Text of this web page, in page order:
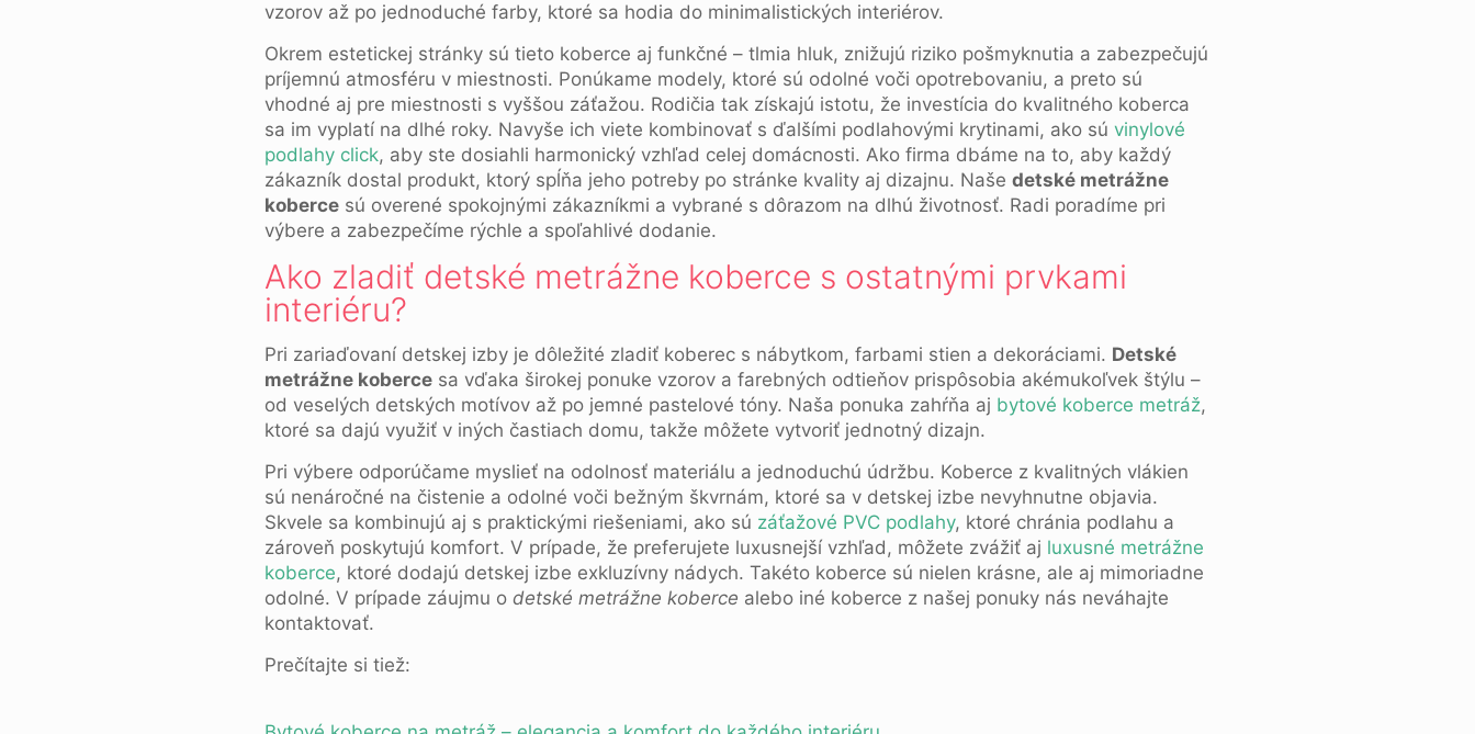
vzorov až po jednoduché farby, ktoré sa hodia do minimalistických interiérov.
Okrem estetickej stránky sú tieto koberce aj funkčné – tlmia hluk, znižujú riziko pošmyknutia a zabezpečujú
príjemnú atmosféru v miestnosti. Ponúkame modely, ktoré sú odolné voči opotrebovaniu, a preto sú
vhodné aj pre miestnosti s vyššou záťažou. Rodičia tak získajú istotu, že investícia do kvalitného koberca
sa im vyplatí na dlhé roky. Navyše ich viete kombinovať s ďalšími podlahovými krytinami, ako sú vinylové
podlahy click, aby ste dosiahli harmonický vzhľad celej domácnosti. Ako firma dbáme na to, aby každý
zákazník dostal produkt, ktorý spĺňa jeho potreby po stránke kvality aj dizajnu. Naše detské metrážne
kobercesú overené spokojnými zákazníkmi a vybrané s dôrazom na dlhú životnosť. Radi poradíme pri
výbere a zabezpečíme rýchle a spoľahlivé dodanie.
Ako zladiť detské metrážne koberce s ostatnými prvkami
interiéru?
Pri zariaďovaní detskej izby je dôležité zladiť koberec s nábytkom, farbami stien a dekoráciami. Detské
metrážne kobercesa vďaka širokej ponuke vzorov a farebných odtieňov prispôsobia akémukoľvek štýlu –
od veselých detských motívov až po jemné pastelové tóny. Naša ponuka zahŕňa aj bytové koberce metráž,
ktoré sa dajú využiť v iných častiach domu, takže môžete vytvoriť jednotný dizajn.
Pri výbere odporúčame myslieť na odolnosť materiálu a jednoduchú údržbu. Koberce z kvalitných vlákien
sú nenáročné na čistenie a odolné voči bežným škvrnám, ktoré sa v detskej izbe nevyhnutne objavia.
Skvele sa kombinujú aj s praktickými riešeniami, ako sú záťažové PVC podlahy, ktoré chránia podlahu a
zároveň poskytujú komfort. V prípade, že preferujete luxusnejší vzhľad, môžete zvážiť aj luxusné metrážne
koberce, ktoré dodajú detskej izbe exkluzívny nádych. Takéto koberce sú nielen krásne, ale aj mimoriadne
odolné. V prípade záujmu o detské metrážne koberce alebo iné koberce z našej ponuky nás neváhajte
kontaktovať.
Prečítajte si tiež: